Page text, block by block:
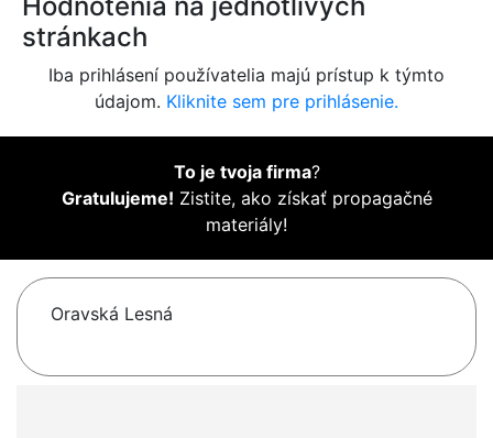
stránkach
Iba prihlásení používatelia majú prístup k týmto
údajom. Kliknite sem pre prihlásenie.
To je tvoja firma?
Gratulujeme! Zistite, ako získať propagačné
materiály!
Oravská Lesná